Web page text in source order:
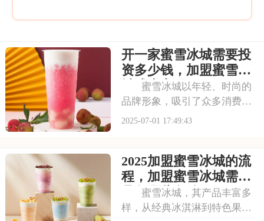
开一家蜜雪冰城需要投
资多少钱，加盟蜜雪冰
城成本高吗
蜜雪冰城以年轻、时尚的
品牌形象，吸引了众多消费者
的目光。其成熟的运营模式和
冰城需要投入多少费用呢？以
下是开一家蜜雪冰城需要投资
多少钱，加盟蜜雪冰
2025-07-01 17:49:43
2025加盟蜜雪冰城的流
程，加盟蜜雪冰城需要
具备哪些条件
蜜雪冰城，其产品丰富多
样，从经典冰淇淋到特色果